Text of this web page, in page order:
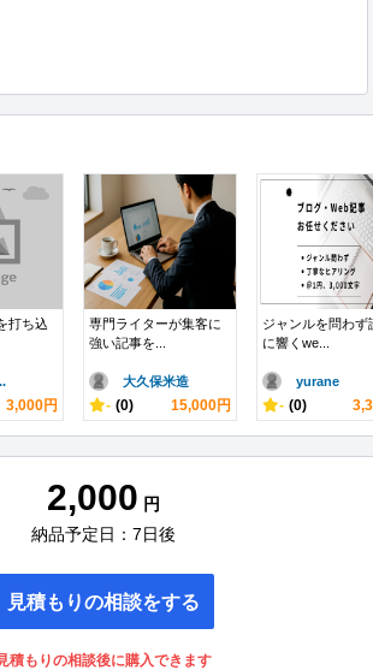
打ち込
3,000円
専門ライターが集客に
強い記事を...
大久保米造
- (0) 15,000円
ジャンルを問わず
に響くwe...
yurane
- (0)
2,000 円
納品予定日：7日後
見積もりの相談をする
積もりの相談後に購入できます